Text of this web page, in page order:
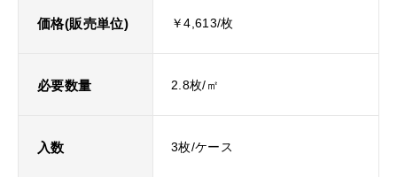
価格(販売単位) ￥4,613/枚
必要数量 2.8枚/㎡
入数 3枚/ケース